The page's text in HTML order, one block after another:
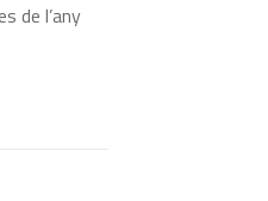
de l’any